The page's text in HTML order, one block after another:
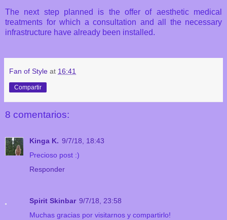
The next step planned is the offer of aesthetic medical
treatments for which a consultation and all the necessary
infrastructure have already been installed.
Fan of Style at 16:41
Compartir
8 comentarios:
Kinga K. 9/7/18, 18:43
Precioso post :)
Responder
Spirit Skinbar 9/7/18, 23:58
Muchas gracias por visitarnos y compartirlo!